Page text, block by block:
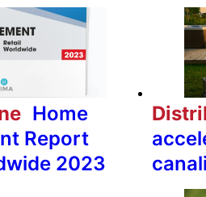
Home
Report
2023